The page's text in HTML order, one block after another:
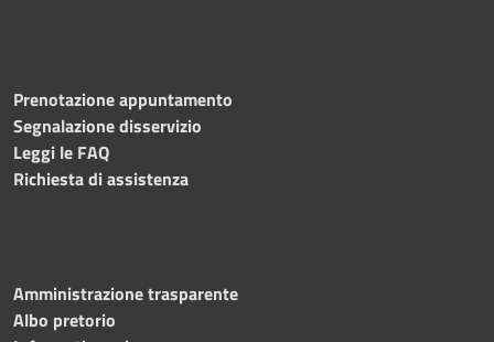
Prenotazione appuntamento
Segnalazione disservizio
Leggi le FAQ
Richiesta di assistenza
Amministrazione trasparente
Albo pretorio